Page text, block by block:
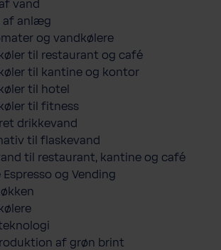
vand
af anlæg
og vandkølere
til restaurant og café
til kantine og kontor
til hotel
til fitness
drikkevand
til flaskevand
til restaurant, kantine og café
og Vending
af grøn brint